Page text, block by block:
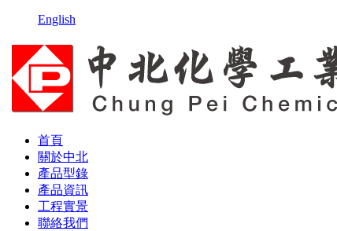
English
首頁
關於中北
產品型錄
產品資訊
工程實景
聯絡我們